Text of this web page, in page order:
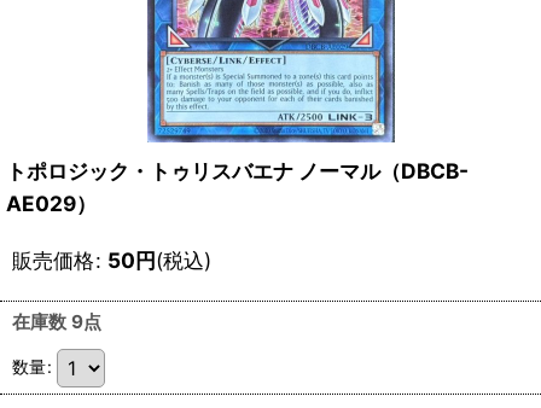
トポロジック・トゥリスバエナ ノーマル（DBCB-
AE029）
販売価格: 50円(税込)
在庫数 9点
数量: